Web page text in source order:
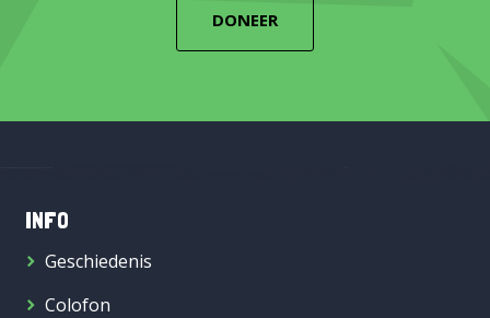
DONEER
INFO
Geschiedenis
Colofon